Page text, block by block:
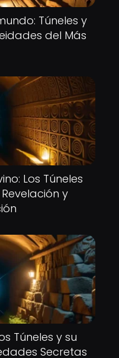
Túneles y
del Más
Los Túneles
y
Túneles y su
Secretas